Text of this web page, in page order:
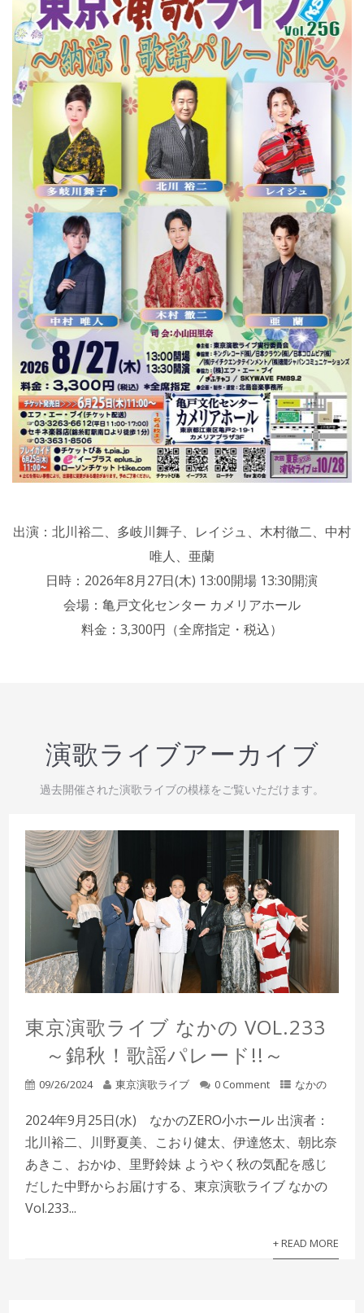
出演：北川裕二、多岐川舞子、レイジュ、木村徹二、中村
唯人、亜蘭
日時：2026年8月27日(木) 13:00開場 13:30開演
会場：亀戸文化センター カメリアホール
料金：3,300円（全席指定・税込）
演歌ライブアーカイブ
過去開催された演歌ライブの模様をご覧いただけます。
東京演歌ライブ なかの VOL.233
～錦秋！歌謡パレード!!～
09/26/2024 東京演歌ライブ 0 Comment なかの
2024年9月25日(水) なかのZERO小ホール 出演者：
北川裕二、川野夏美、こおり健太、伊達悠太、朝比奈
あきこ、おかゆ、里野鈴妹 ようやく秋の気配を感じ
だした中野からお届けする、東京演歌ライブ なかの
Vol.233...
+ READ MORE